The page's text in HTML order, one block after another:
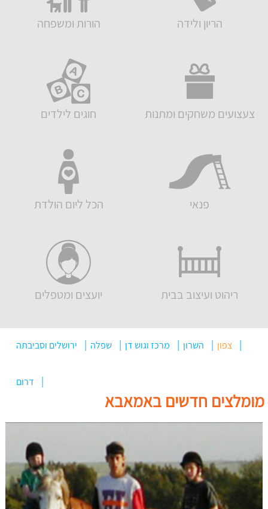
הורות ומשפחה הריון ולידה
חוגים לילדים צעצועים משחקים ומתנות
הכל ליום הולדת פנאי
יועצים ומטפלים ריהוט ועיצוב בבית
צפון השרון מרכז וגוש דן שפלה ירושלים וסביבתה
דרום
מומלצים חדשים באמאבא